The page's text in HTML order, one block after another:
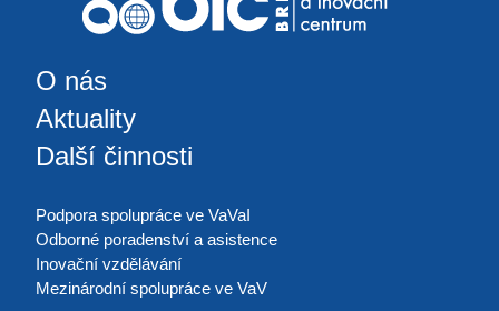
O nás
Aktuality
Další činnosti
Podpora spolupráce ve VaVaI
Odborné poradenství a asistence
Inovační vzdělávání
Mezinárodní spolupráce ve VaV